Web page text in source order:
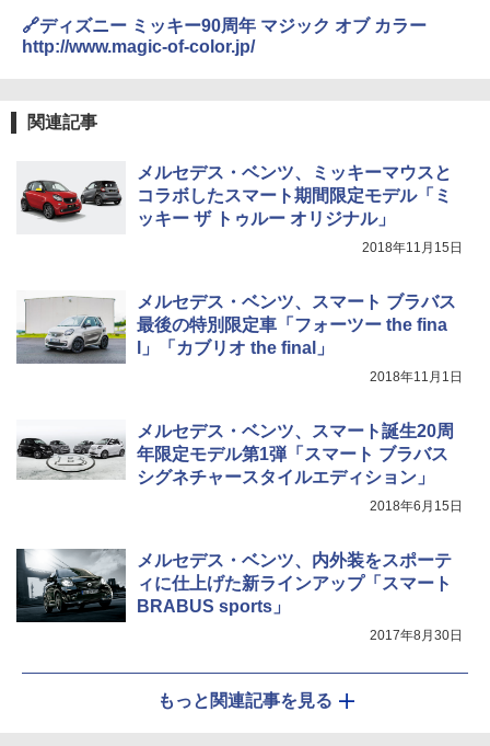
🔗ディズニー ミッキー90周年 マジック オブ カラー
http://www.magic-of-color.jp/
関連記事
メルセデス・ベンツ、ミッキーマウスと
コラボしたスマート期間限定モデル「ミ
ッキー ザ トゥルー オリジナル」
2018年11月15日
メルセデス・ベンツ、スマート ブラバス
最後の特別限定車「フォーツー the fina
l」「カブリオ the final」
2018年11月1日
メルセデス・ベンツ、スマート誕生20周
年限定モデル第1弾「スマート ブラバス
シグネチャースタイルエディション」
2018年6月15日
メルセデス・ベンツ、内外装をスポーテ
ィに仕上げた新ラインアップ「スマート
BRABUS sports」
2017年8月30日
もっと関連記事を見る